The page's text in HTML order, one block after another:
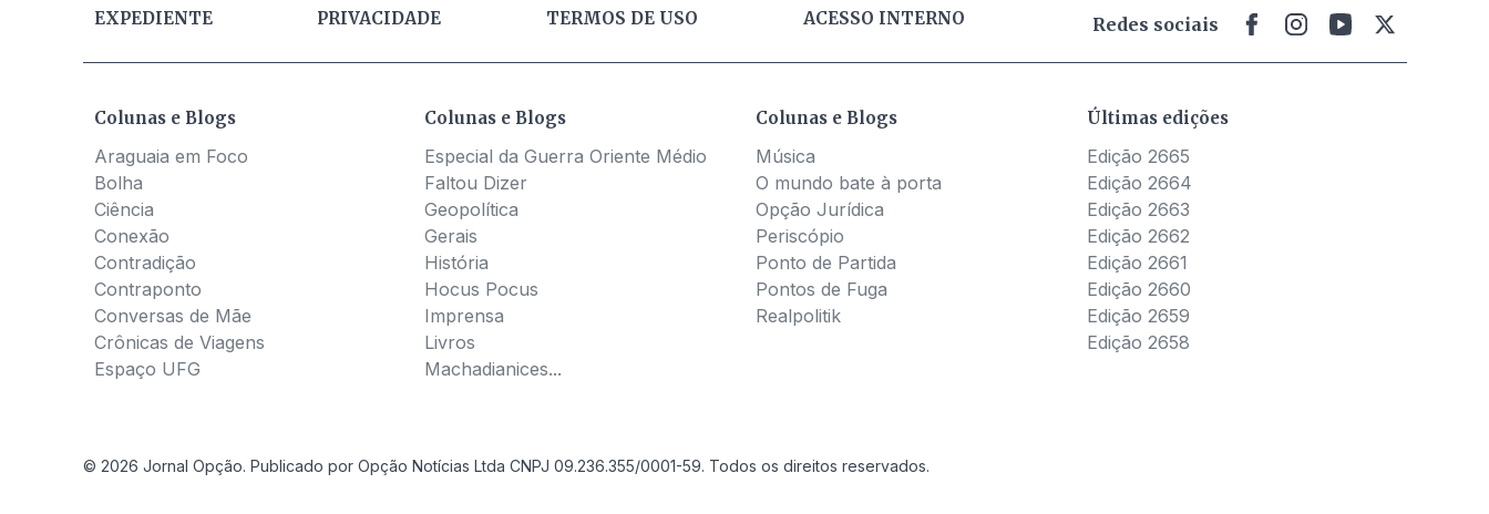
EXPEDIENTE PRIVACIDADE TERMOS DE USO ACESSO INTERNO Redes sociais
Colunas e Blogs
Araguaia em Foco
Bolha
Ciência
Conexão
Contradição
Contraponto
Conversas de Mãe
Crônicas de Viagens
Espaço UFG
Colunas e Blogs
Especial da Guerra Oriente Médio
Faltou Dizer
Geopolítica
Gerais
História
Hocus Pocus
Imprensa
Livros
Machadianices...
Colunas e Blogs
Música
O mundo bate à porta
Opção Jurídica
Periscópio
Ponto de Partida
Pontos de Fuga
Realpolitik
Últimas edições
Edição 2665
Edição 2664
Edição 2663
Edição 2662
Edição 2661
Edição 2660
Edição 2659
Edição 2658
© 2026 Jornal Opção. Publicado por Opção Notícias Ltda CNPJ 09.236.355/0001-59. Todos os direitos reservados.